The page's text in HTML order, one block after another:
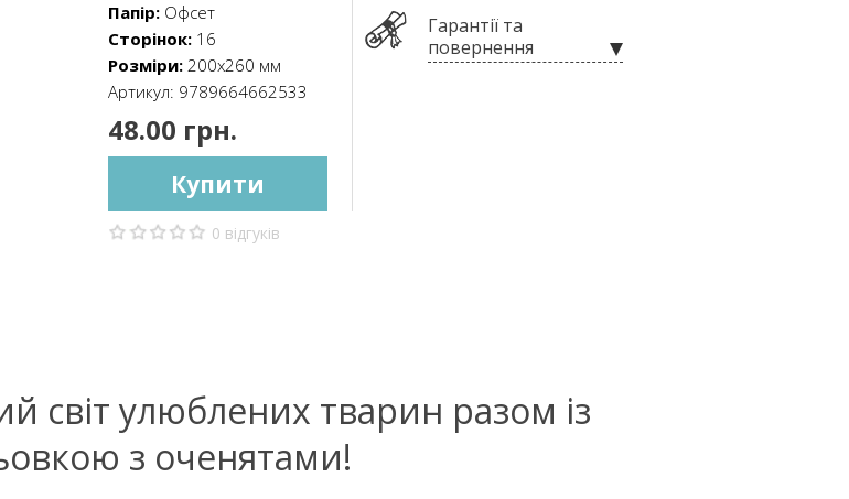
Папір: Офсет
Сторінок: 16
Розміри: 200х260 мм
Артикул: 9789664662533
48.00 грн.
Купити
0 відгуків
Гарантії та
повернення
світ улюблених тварин разом із
з оченятами!